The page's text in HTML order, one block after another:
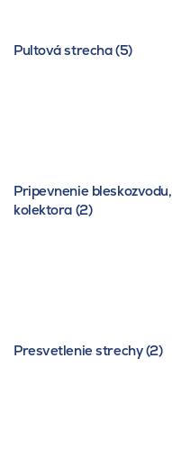
Pultová strecha (5)
Pripevnenie bleskozvodu,
kolektora (2)
Presvetlenie strechy (2)